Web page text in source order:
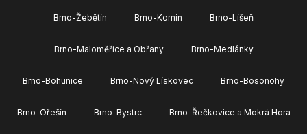
Brno-Žebětín Brno-Komín Brno-Líšeň
Brno-Maloměřice a Obřany Brno-Medlánky
Brno-Bohunice Brno-Nový Lískovec Brno-Bosonohy
Brno-Ořešín Brno-Bystrc Brno-Řečkovice a Mokrá Hora